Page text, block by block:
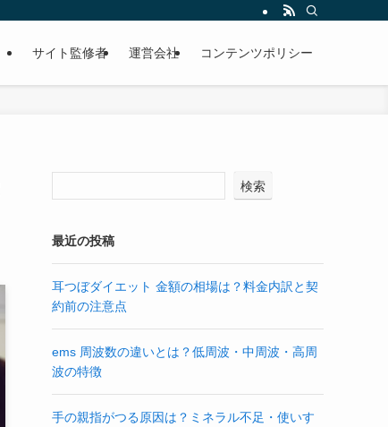
サイト監修者 運営会社 コンテンツポリシー
検索
最近の投稿
耳つぼダイエット 金額の相場は？料金内訳と契
約前の注意点
ems 周波数の違いとは？低周波・中周波・高周
波の特徴
手の親指がつる原因は？ミネラル不足・使いす